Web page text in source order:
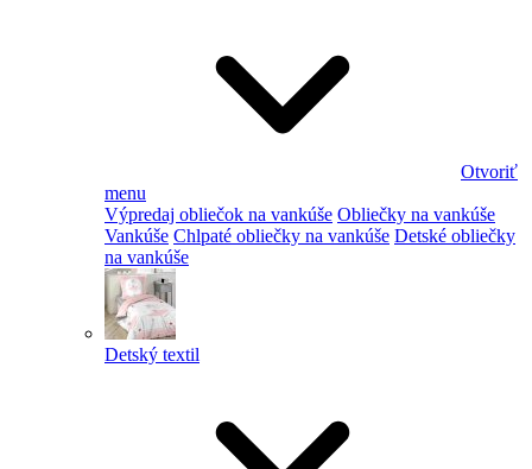
Otvoriť
menu
Výpredaj obliečok na vankúše Obliečky na vankúše
Vankúše Chlpaté obliečky na vankúše Detské obliečky
na vankúše
Detský textil